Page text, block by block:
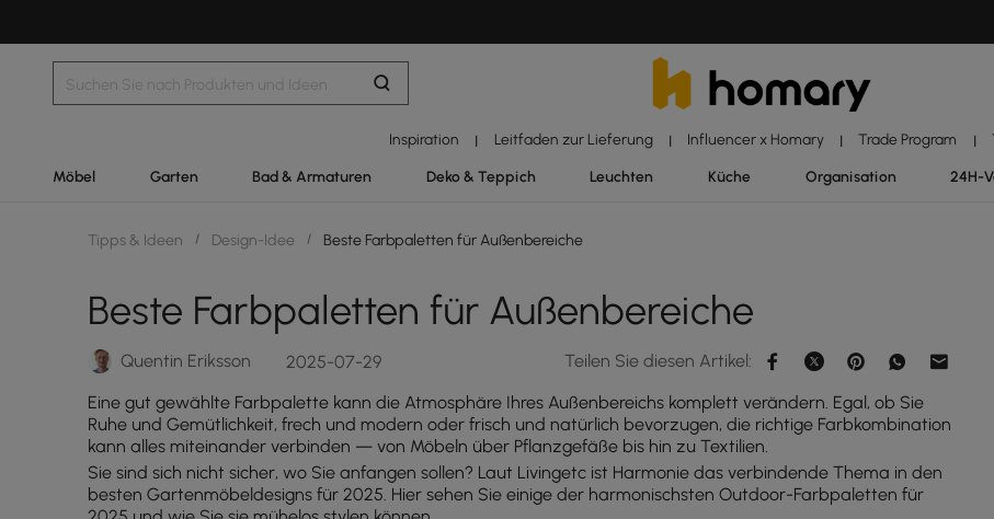
Inspiration | Leitfaden zur Lieferung | Influencer x Homary | Trade Program |
Möbel Garten Bad & Armaturen Deko & Teppich Leuchten Küche Organisation 24H-
Tipps & Ideen / Design-Idee / Beste Farbpaletten für Außenbereiche
Beste Farbpaletten für Außenbereiche
Quentin Eriksson 2025-07-29
Teilen Sie diesen Artikel:
Eine gut gewählte Farbpalette kann die Atmosphäre Ihres Außenbereichs komplett verändern. Egal, ob Sie
Ruhe und Gemütlichkeit, frech und modern oder frisch und natürlich bevorzugen, die richtige Farbkombination
kann alles miteinander verbinden — von Möbeln über Pflanzgefäße bis hin zu Textilien.
Sie sind sich nicht sicher, wo Sie anfangen sollen? Laut Livingetc ist Harmonie das verbindende Thema in den
besten Gartenmöbeldesigns für 2025. Hier sehen Sie einige der harmonischsten Outdoor-Farbpaletten für